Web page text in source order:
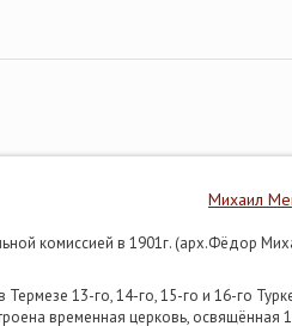
Михаил
комиссией в 1901г. (арх.Фёдор
13-го, 14-го, 15-го и 16-го
временная церковь, освящённая